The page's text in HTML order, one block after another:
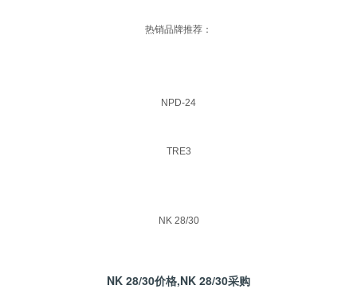
热销品牌推荐：
NPD-24
TRE3
NK 28/30
NK 28/30价格,NK 28/30采购